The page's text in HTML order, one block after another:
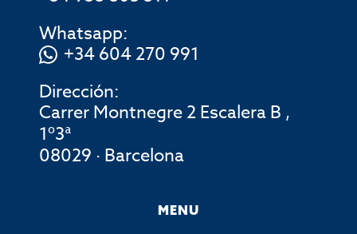
Whatsapp:
+34 604 270 991
Dirección:
Carrer Montnegre 2 Escalera B ,
1º3ª
08029 · Barcelona
MENU